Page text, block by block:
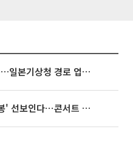
태풍 '돌핀' 오키나와 접근…일본기상청 경로 업데이트
빅뱅, 20주년 기념 '새 뱅봉' 선보인다⋯콘서트 앞두고 팝업 개최